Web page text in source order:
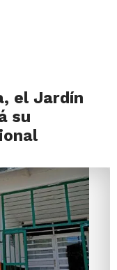
el Jardín
su